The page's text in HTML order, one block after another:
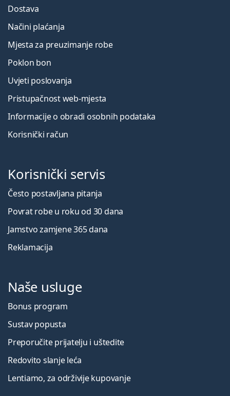
Dostava
Načini plaćanja
Mjesta za preuzimanje robe
Poklon bon
Uvjeti poslovanja
Pristupačnost web-mjesta
Informacije o obradi osobnih podataka
Korisnički račun
Korisnički servis
Često postavljana pitanja
Povrat robe u roku od 30 dana
Jamstvo zamjene 365 dana
Reklamacija
Naše usluge
Bonus program
Sustav popusta
Preporučite prijatelju i uštedite
Redovito slanje leća
Lentiamo, za održivije kupovanje